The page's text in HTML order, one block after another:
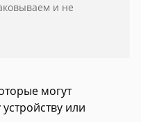
и не
могут
или